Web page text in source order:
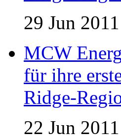
29 Jun 2011
MCW
für ihre
Ridge-
22 Jun 2011